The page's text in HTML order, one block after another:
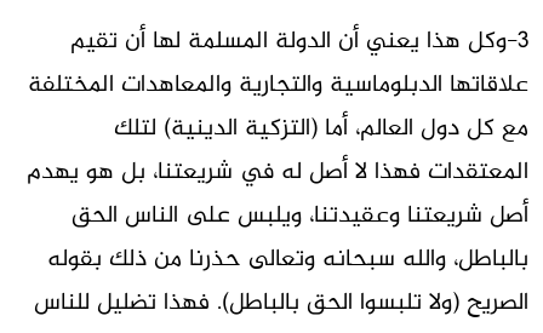
3-وكل هذا يعني أن الدولة المسلمة لها أن تقيم
علاقاتها الدبلوماسية والتجارية والمعاهدات المختلفة
مع كل دول العالم، أما (التزكية الدينية) لتلك
المعتقدات فهذا لا أصل له في شريعتنا، بل هو يهدم
أصل شريعتنا وعقيدتنا، ويلبس على الناس الحق
بالباطل، والله سبحانه وتعالى حذرنا من ذلك بقوله
الصريح (ولا تلبسوا الحق بالباطل). فهذا تضليل للناس